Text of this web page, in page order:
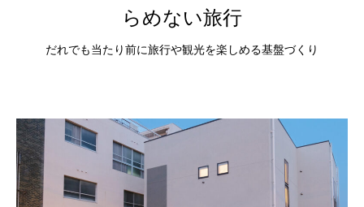
らめない旅行
だれでも当たり前に旅行や観光を楽しめる基盤づくり